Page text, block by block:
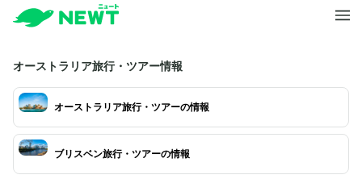
オーストラリア旅行・ツアー情報
オーストラリア旅行・ツアーの情報
ブリスベン旅行・ツアーの情報